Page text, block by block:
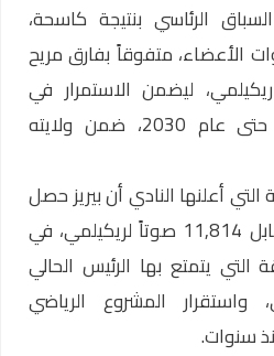
السباق الرئاسي بنتيجة كاسحة،
من أصوات الأعضاء، متفوقاً بفارق مريح
ليضمن الاستمرار في
قيادة النادي الملكي حتى عام 2030، ضمن ولايته
أعلنها النادي أن بيريز حصل
على 21,741 صوتاً، مقابل 11,814 صوتاً لريكيلمي، في
يتمتع بها الرئيس الحالي
واستقرار المشروع الرياضي
سنوات.